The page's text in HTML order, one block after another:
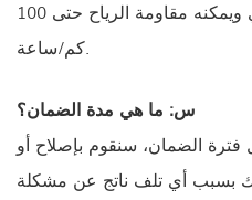
لذا فإن هيكل خيمتنا آمن وقوي ويمكنه مقاومة الرياح حتى 100
كم/ساعة.
س: ما هي مدة الضمان؟
الضمان، سنقوم بإصلاح أو
بسبب أي تلف ناتج عن مشكلة